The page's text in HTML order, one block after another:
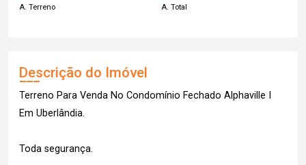
A. Terreno A. Total
Descrição do Imóvel
Terreno Para Venda No Condomínio Fechado Alphaville I
Em Uberlândia.
Toda segurança.